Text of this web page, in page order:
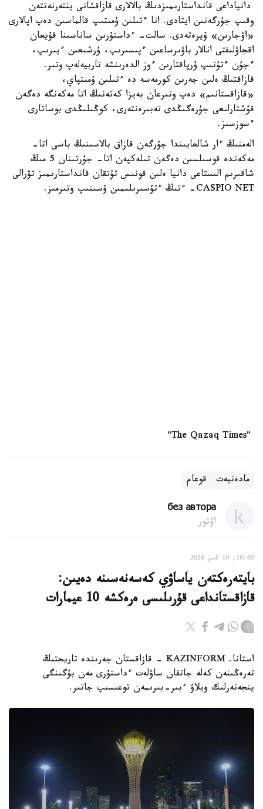
دانياداعى قانداستارىمىزدىڭ بالالارى قازاقشانى ينتەرنەتتەن
وقىپ جۇرگەنىن ايتادى. انا ءتىلىن ۇمىتىپ قالماسىن دەپ اپالارى
«اۋجارىن» ۇيرەتەدى. سالت- ءداستۇرىن ساناسىنا قۇيعان
اقجاۋلىقتى انالار باۋىرساعىن ءپىسىرىپ، ۇرشىعىن ءيىرىپ،
ءجۇن ءتۇتىپ ۇرپاقتارىن ءوز الدەرىنشە تاربيەلەپ وتىر.
قازاقتىڭ ەلىن جەرىن كورمەسە دە ءتىلىن ۇمىتپاي،
«قازاقستانىم» دەپ وتىرعان بەيزا كەتەنىڭ اتا مەكەنگە دەگەن
قۇشتارلىعى جۇرەگىڭدى تەبىرەنتەرى، كوڭىلىڭدى بوساتارى
ءسوزسىز.
الەمنىڭ ءار شالعايىندا جۇرگەن قازاق بالاسىنىڭ باسى اتا-
مەكەندە قوسىلسىن دەگەن تىلەكپەن اتا- جۇرتىنان 5 مىڭ
شاقىرىم الىستاعى دانيا ەلىن قونىس تۇتقان قانداستارىمىز تۋرالى
CASPIO NET- ءتىڭ ءتۇسىرىلىمىن ۇسىنىپ وتىرمىز.
"The Qazaq Times"
مادەنيەت قوعام
без автора
اۆتور
10:40, 10 تامىز 2026
بايتەرەكتەن ياساۋي كەسەنەسىنە دەيىن:
قازاقستانداعى قۇرىلىسى ەرەكشە 10 عيمارات
استانا. KAZINFORM - قازاقستان جەرىندە تاريحتىڭ
تەرەڭىنەن كەلە جاتقان ساۋلەت ءداستۇرى مەن بۇگىنگى
ينجەنەرلىك ويلاۋ ءبىر-بىرىمەن توعىسىپ جاتىر.